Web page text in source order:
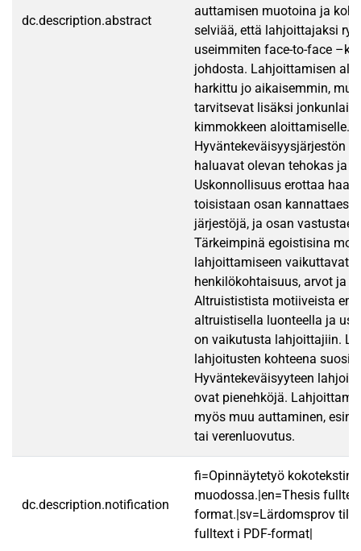
dc.description.abstract
auttamisen muotoina ja
selviää, että lahjoittajaksi
useimmiten face-to-face
johdosta. Lahjoittamisen
harkittu jo aikaisemmin,
tarvitsevat lisäksi
kimmokkeen aloittamiselle.
Hyväntekeväisyysjärjestön
haluavat olevan tehokas ja
Uskonnollisuus erottaa
toisistaan osan
järjestöjä, ja osan
Tärkeimpinä egoistisina
lahjoittamiseen vaikuttavat
henkilökohtaisuus, arvot ja
Altruististista motiiveista
altruistisella luonteella ja
on vaikutusta lahjoittajiin.
lahjoitusten kohteena
Hyväntekeväisyyteen
ovat pienehköjä.
myös muu auttaminen,
tai verenluovutus.
dc.description.notification
fi=Opinnäytetyö kokotekstinä
muodossa.|en=Thesis
format.|sv=Lärdomsprov
fulltext i PDF-format|